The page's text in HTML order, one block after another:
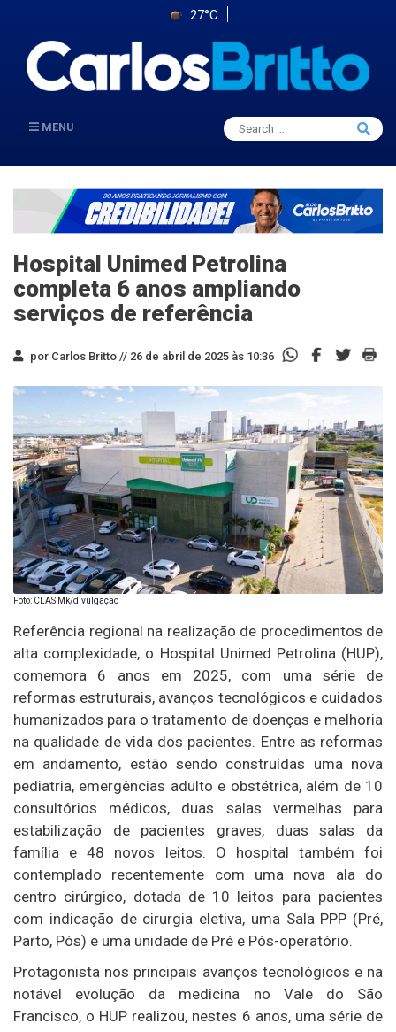
27°C
MENU
Search
for:
Search
Hospital Unimed Petrolina
completa 6 anos ampliando
serviços de referência
por Carlos Britto // 26 de abril de 2025 às 10:36
Foto: CLAS Mk/divulgação
Referência regional na realização de procedimentos de
alta complexidade, o Hospital Unimed Petrolina (HUP),
comemora 6 anos em 2025, com uma série de
reformas estruturais, avanços tecnológicos e cuidados
humanizados para o tratamento de doenças e melhoria
na qualidade de vida dos pacientes. Entre as reformas
em andamento, estão sendo construídas uma nova
pediatria, emergências adulto e obstétrica, além de 10
consultórios médicos, duas salas vermelhas para
estabilização de pacientes graves, duas salas da
família e 48 novos leitos. O hospital também foi
contemplado recentemente com uma nova ala do
centro cirúrgico, dotada de 10 leitos para pacientes
com indicação de cirurgia eletiva, uma Sala PPP (Pré,
Parto, Pós) e uma unidade de Pré e Pós-operatório.
Protagonista nos principais avanços tecnológicos e na
notável evolução da medicina no Vale do São
Francisco, o HUP realizou, nestes 6 anos, uma série de